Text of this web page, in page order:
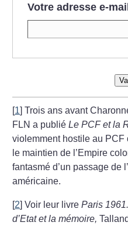
Votre adresse e-
[1]Trois ans avant
FLN a publiéLe PCF et la
violemment hostile au
le maintien de l’Empire
fantasmé d’un passage de
américaine.
[2]Voir leur livreParis
d’Etat et la mémoire,